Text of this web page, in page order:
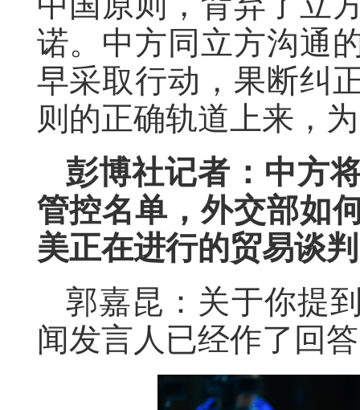
诺。中方同立方沟通
早采取行动，果断纠
则的正确轨道上来，
彭博社记者：中方
管控名单，外交部如
美正在进行的贸易谈
郭嘉昆：关于你提
闻发言人已经作了回